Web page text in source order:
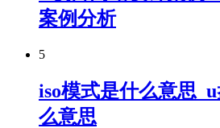
案例分析
5
iso模式是什么意思
么意思